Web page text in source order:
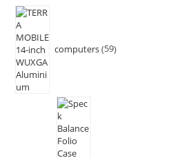
computers 59